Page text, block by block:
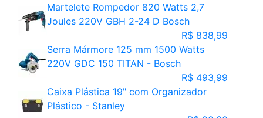
Martelete Rompedor 820 Watts 2,7
Joules 220V GBH 2-24 D Bosch
R$ 838,99
Serra Mármore 125 mm 1500 Watts
220V GDC 150 TITAN - Bosch
R$ 493,99
Caixa Plástica 19" com Organizador
Plástico - Stanley